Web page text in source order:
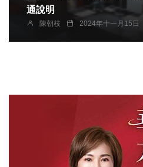
通說明
陳朝枝 2024年十一月15日